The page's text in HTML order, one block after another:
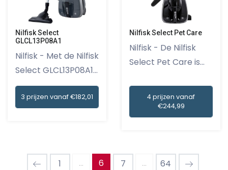
Nilfisk Select
GLCL13P08A1
Nilfisk - Met de Nilfisk
Select GLCL13P08A1...
3 prijzen vanaf €182,01
Nilfisk Select Pet Care
Nilfisk - De Nilfisk
Select Pet Care is
4 prijzen vanaf
€244,99
1 ... 6 7 ... 64